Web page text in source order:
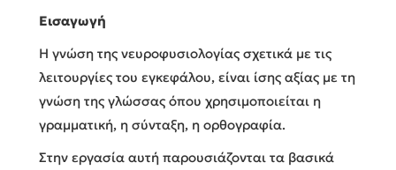
Εισαγωγή
Η γνώση της νευροφυσιολογίας σχετικά με τις
λειτουργίες του εγκεφάλου, είναι ίσης αξίας με τη
γνώση της γλώσσας όπου χρησιμοποιείται η
γραμματική, η σύνταξη, η ορθογραφία.
Στην εργασία αυτή παρουσιάζονται τα βασικά